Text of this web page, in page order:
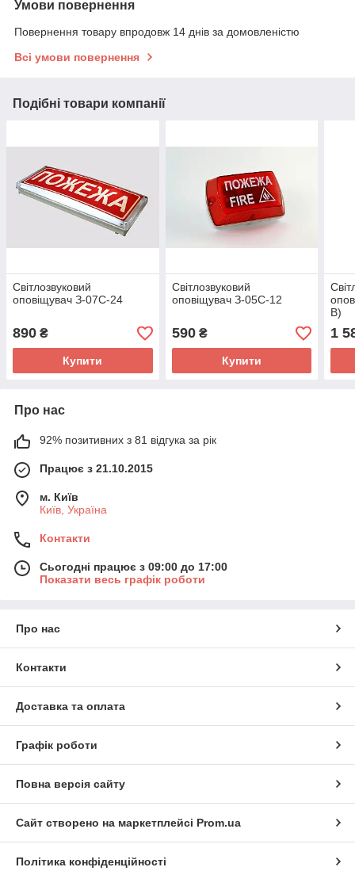
Умови повернення
Повернення товару впродовж 14 днів за домовленістю
Всі умови повернення
Подібні товари компанії
Світлозвуковий
оповіщувач З-07С-24
890 ₴
Купити
Світлозвуковий
оповіщувач З-05С-12
590₴
Купити
В)
1
Про нас
92% позитивних з 81 відгука за рік
Працює з 21.10.2015
м. Київ
Київ, Україна
Контакти
Сьогодні працює з 09:00 до 17:00
Показати весь графік роботи
Про нас
Контакти
Доставка та оплата
Графік роботи
Повна версія сайту
Сайт створено на маркетплейсі Prom.ua
Політика конфіденційності